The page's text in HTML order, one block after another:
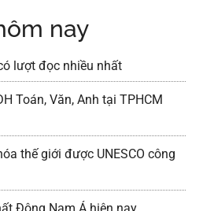
nay
lượt đọc nhiều nhất
Toán, Văn, Anh tại TPHCM
thế giới được UNESCO công